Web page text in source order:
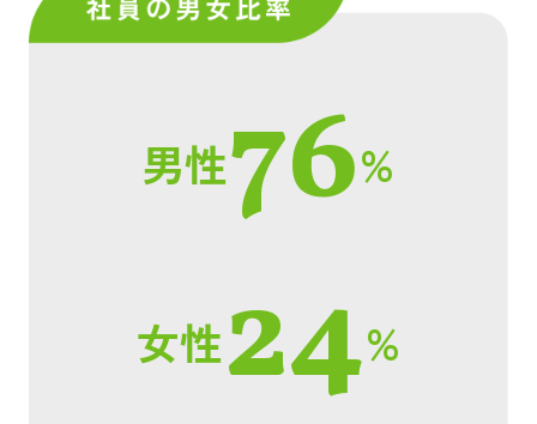
男性76%
女性24%